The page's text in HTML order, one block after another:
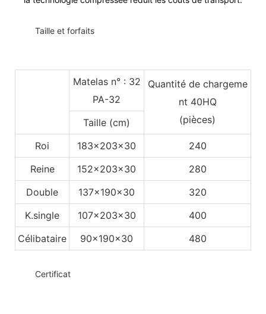
Taille et forfaits
Matelas n° : 32
PA-32
Quantité de chargeme
nt 40HQ
(pièces)
Taille (cm)
Roi
183x203x30
240
Reine
152x203x30
280
Double
137x190x30
320
K.single
107x203x30
400
Célibataire
90x190x30 480
Certificat